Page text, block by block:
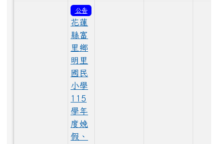
LINE_ALBUM_1150528大頭照_260529_108.jpg
LINE_ALBUM_1150529_260603_64.jpg
LINE_ALBUM_1150529_260603_14.jpg
LINE_ALBUM_1150529_260603_30.jpg
公告
花蓮
縣富
里鄉
明里
國民
小學
115
學年
度娩
假、